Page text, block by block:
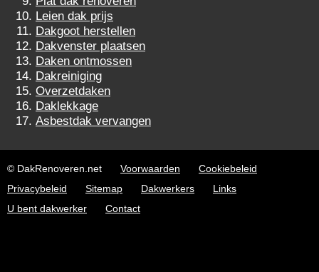
Leien dak prijs
Dakgoot herstellen
Dakvenster plaatsen
Daken ontmossen
Dakreiniging
Overzetdaken
Daklekkage
Asbestdak vervangen
© DakRenoveren.net Voorwaarden
Cookiebeleid
Privacybeleid
Sitemap Dakwerkers
Links
U bent dakwerker
Contact